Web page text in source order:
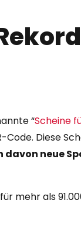
“Scheine
Diese
davon neue
mehr als